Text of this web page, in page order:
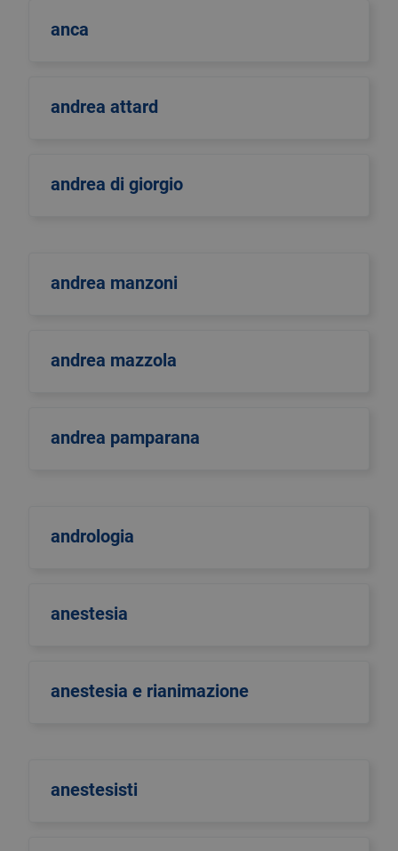
anca
andrea attard
andrea di giorgio
andrea manzoni
andrea mazzola
andrea pamparana
andrologia
anestesia
anestesia e rianimazione
anestesisti